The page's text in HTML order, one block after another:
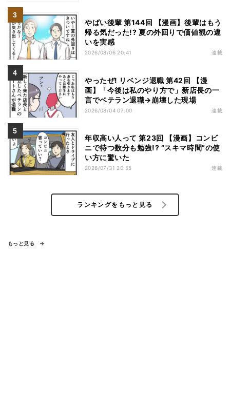
やばい後輩 第144回 【漫画】後輩はもう
帰る気だった!? 夏の外回りで価値観の違
いを実感
2026/08/06 20:41 連載
やったぜ! リベンジ退職 第42回 【漫
画】「今後は私のやり方で」新店長の一
言でベテラン退職→崩壊した現場
2026/08/04 07:00 連載
年収高い人って 第23回 【漫画】コンビ
ニで待つ数分も勉強!? “スキマ時間”の使
い方に驚いた
2026/07/31 20:55 連載
ランキングをもっと見る
もっと見る